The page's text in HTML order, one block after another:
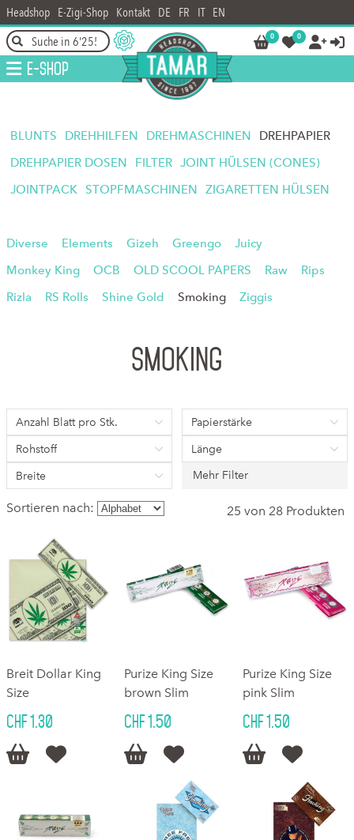
Headshop E-Zigi-Shop Kontakt DE FR IT EN
0 0  
E-Shop
BLUNTS DREHHILFEN DREHMASCHINEN
DREHPAPIER
DREHPAPIER DOSEN
FILTER JOINT HÜLSEN (CONES)
JOINTPACK
STOPFMASCHINEN ZIGARETTEN HÜLSEN
Diverse Elements Gizeh Greengo
Juicy
Monkey King
OCB OLD SCOOL PAPERS Raw
Rips
Rizla
RS Rolls Shine Gold Smoking Ziggis
Smoking
Anzahl Blatt pro Stk.
Papierstärke
Rohstoff
Länge
Breite
Mehr Filter
Sortieren nach: 25 von 28 Produkten
Breit Dollar King
Size
CHF 1.30
 
Purize King Size
brown Slim
CHF 1.50
 
Purize King Size
pink Slim
CHF 1.50
 